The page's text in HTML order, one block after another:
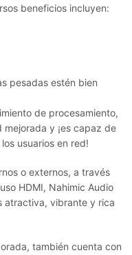
beneficios incluyen:
pesadas estén bien
de procesamiento,
y ¡es capaz de
usuarios en red!
o externos, a través
HDMI, Nahimic Audio
atractiva, vibrante y rica
también cuenta con